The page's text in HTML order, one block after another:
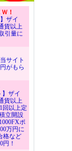
！
ザイ
貨以上
引量に
サイト
がもら
】ザイ
貨以上
回以上定
立開設
ポ
万円に
格など
！